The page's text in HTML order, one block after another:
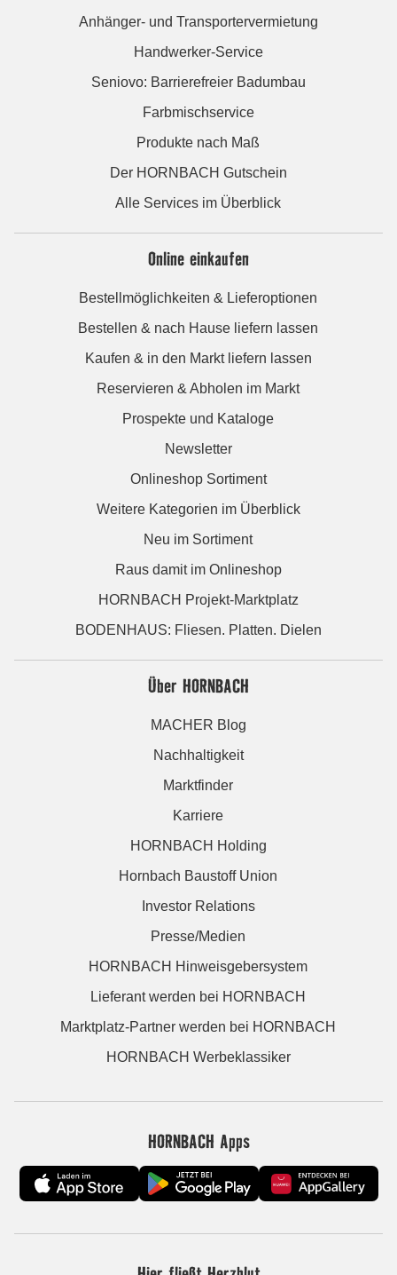
Anhänger- und Transportervermietung
Handwerker-Service
Seniovo: Barrierefreier Badumbau
Farbmischservice
Produkte nach Maß
Der HORNBACH Gutschein
Alle Services im Überblick
Online einkaufen
Bestellmöglichkeiten & Lieferoptionen
Bestellen & nach Hause liefern lassen
Kaufen & in den Markt liefern lassen
Reservieren & Abholen im Markt
Prospekte und Kataloge
Newsletter
Onlineshop Sortiment
Weitere Kategorien im Überblick
Neu im Sortiment
Raus damit im Onlineshop
HORNBACH Projekt-Marktplatz
BODENHAUS: Fliesen. Platten. Dielen
Über HORNBACH
MACHER Blog
Nachhaltigkeit
Marktfinder
Karriere
HORNBACH Holding
Hornbach Baustoff Union
Investor Relations
Presse/Medien
HORNBACH Hinweisgebersystem
Lieferant werden bei HORNBACH
Marktplatz-Partner werden bei HORNBACH
HORNBACH Werbeklassiker
HORNBACH Apps